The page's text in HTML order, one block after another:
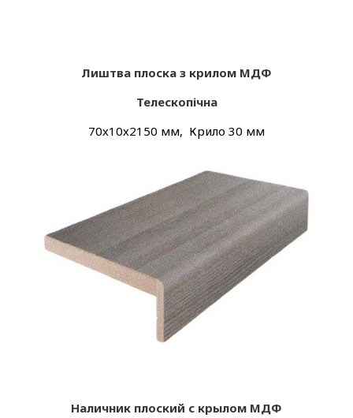
Лиштва плоска з крилом МДФ
Телескопічна
70х10х2150 мм, Крило 30 мм
Наличник плоский с крылом МДФ